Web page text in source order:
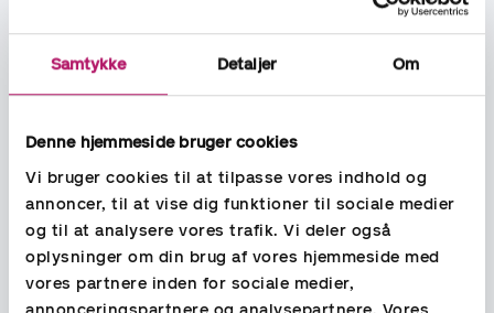
Samtykke Detaljer Om
Denne hjemmeside bruger cookies
Vi bruger cookies til at tilpasse vores indhold og
annoncer, til at vise dig funktioner til sociale medier
og til at analysere vores trafik. Vi deler også
oplysninger om din brug af vores hjemmeside med
vores partnere inden for sociale medier,
Registrer dig i vores database! Fortæl os om
dine ønsker til dit næste job!
indenfor rekruttering og bemanding, er du altid velkommen til
erfaring med rekruttering indenfor økonomi, løn og HR og
hjælper dig gerne med afklaringer i forhold til din næste
stilling indenfor økonomi, løn eller HR.